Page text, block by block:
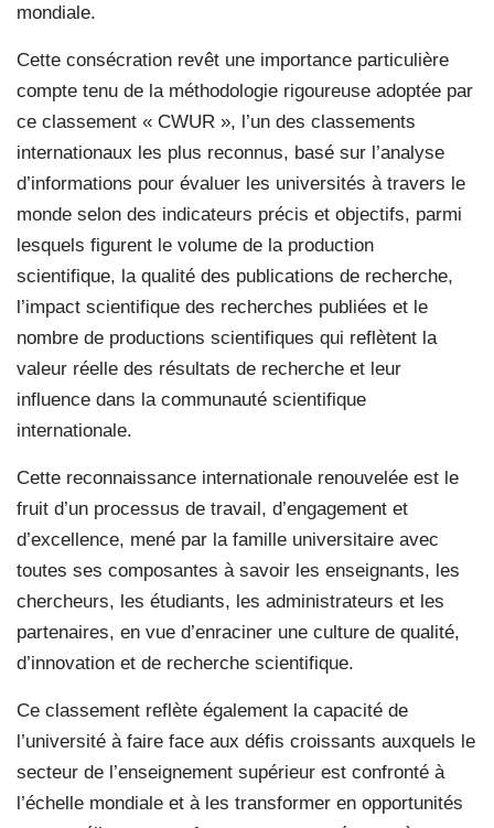
mondiale.
Cette consécration revêt une importance particulière
compte tenu de la méthodologie rigoureuse adoptée par
ce classement « CWUR », l’un des classements
internationaux les plus reconnus, basé sur l’analyse
d’informations pour évaluer les universités à travers le
monde selon des indicateurs précis et objectifs, parmi
lesquels figurent le volume de la production
scientifique, la qualité des publications de recherche,
l’impact scientifique des recherches publiées et le
nombre de productions scientifiques qui reflètent la
valeur réelle des résultats de recherche et leur
influence dans la communauté scientifique
internationale.
Cette reconnaissance internationale renouvelée est le
fruit d’un processus de travail, d’engagement et
d’excellence, mené par la famille universitaire avec
toutes ses composantes à savoir les enseignants, les
chercheurs, les étudiants, les administrateurs et les
partenaires, en vue d’enraciner une culture de qualité,
d’innovation et de recherche scientifique.
Ce classement reflète également la capacité de
l’université à faire face aux défis croissants auxquels le
secteur de l’enseignement supérieur est confronté à
l’échelle mondiale et à les transformer en opportunités